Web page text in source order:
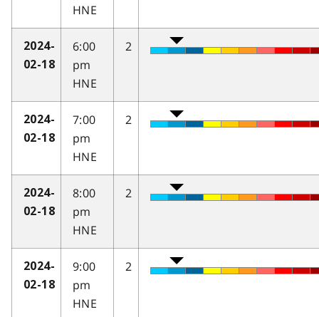
HNE
2024-
02-18
6:00
pm
HNE
2
2024-
02-18
7:00
pm
HNE
2
2024-
02-18
8:00
pm
HNE
2
2024-
02-18
9:00
pm
HNE
2